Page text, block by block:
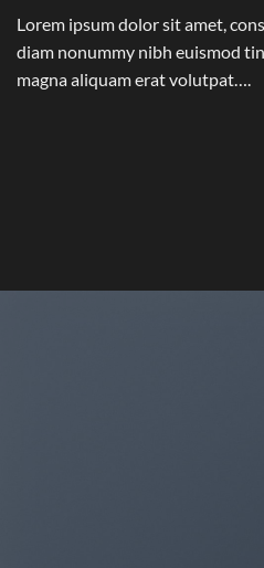
Lorem ipsum dolor sit amet,
diam nonummy nibh euismod
magna aliquam erat volutpat….